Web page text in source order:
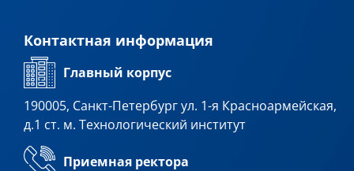
Контактная информация
Главный корпус
190005, Санкт-Петербург ул. 1-я Красноармейская,
д.1 ст. м. Технологический институт
Приемная ректора